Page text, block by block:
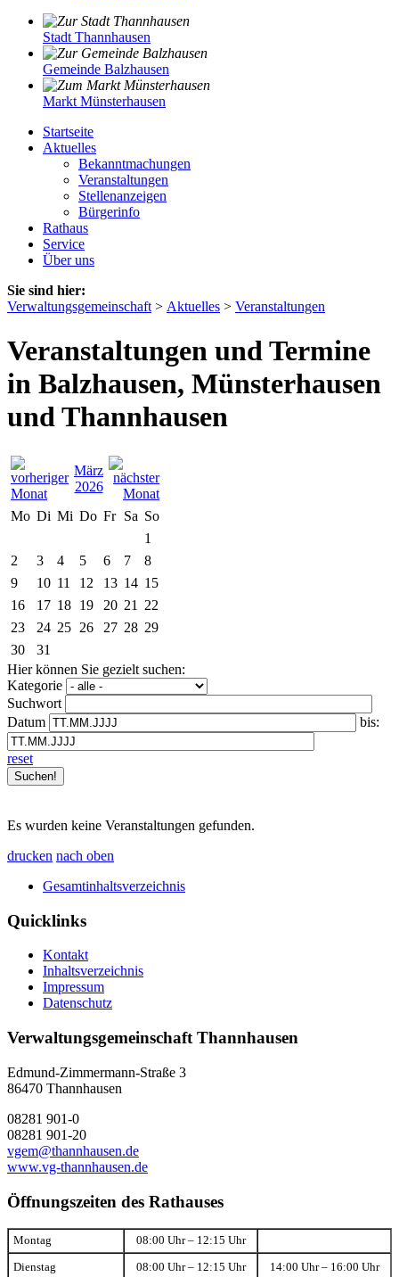
Stadt Thannhausen
Gemeinde Balzhausen
Markt Münsterhausen
Startseite
Aktuelles
Bekanntmachungen
Veranstaltungen
Stellenanzeigen
Bürgerinfo
Rathaus
Service
Über uns
Sie sind hier:
Verwaltungsgemeinschaft > Aktuelles > Veranstaltungen
Veranstaltungen und Termine
in Balzhausen, Münsterhausen
und Thannhausen
März
2026
Mo Di Mi Do Fr Sa So
1
2
3 4 5 6 7
8
9
10 11 12 13 14 15
16
17 18 19 20 21
22
23
24 25 26 27 28 29
30
31
Hier können Sie gezielt suchen:
Kategorie
Suchwort
Datum
bis:
reset
Es wurden keine Veranstaltungen gefunden.
drucken nach oben
Gesamtinhaltsverzeichnis
Quicklinks
Kontakt
Inhaltsverzeichnis
Impressum
Datenschutz
Verwaltungsgemeinschaft Thannhausen
Edmund-Zimmermann-Straße 3
86470 Thannhausen
08281 901-0
08281 901-20
vgem@thannhausen.de
www.vg-thannhausen.de
Öffnungszeiten des Rathauses
Montag 08:00 Uhr – 12:15 Uhr
Dienstag 08:00 Uhr – 12:15 Uhr 14:00 Uhr – 16:00 Uhr